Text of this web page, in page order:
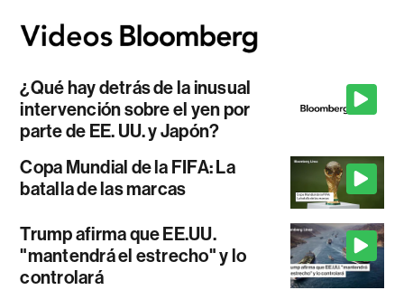
¿Qué hay detrás de la inusual
intervención sobre el yen por
parte de EE. UU. y Japón?
Copa Mundial de la FIFA: La
batalla de las marcas
Trump afirma que EE.UU.
"mantendrá el estrecho" y lo
controlará